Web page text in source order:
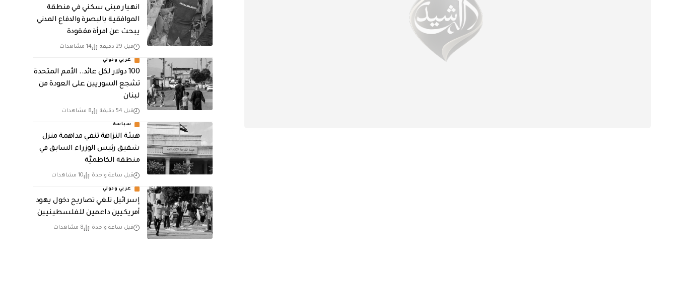
انهيار مبنى سكني في منطقة
الموافقية بالبصرة والدفاع المدني
يبحث عن امرأة مفقودة
قبل 29 دقيقة 14 مشاهدات
عربي ودولي
100 دولار لكل عائد.. الأمم المتحدة
تشجع السوريين على العودة من
لبنان
قبل 54 دقيقة 8 مشاهدات
سياسة
هيئة النزاهة تنفي مداهمة منزل
شقيق رئيس الوزراء السابق في
منطقة الكاظميَّة
قبل ساعة واحدة 10 مشاهدات
عربي ودولي
إسرائيل تلغي تصاريح دخول يهود
أمريكيين داعمين للفلسطينيين
قبل ساعة واحدة 8 مشاهدات